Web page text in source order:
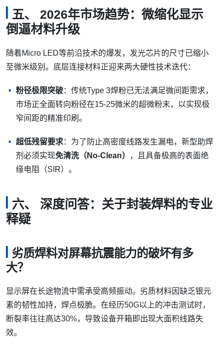
五、 2026年市场趋势：微缩化显示
倒逼材料升级
随着Micro LED等前沿技术的爆发，发光芯片的尺寸已缩小
至微米级别。底层连接材料正迎来两大硬性技术迭代：
粉径极限突破：传统Type 3焊粉已无法满足微间距需求，
市场正全面转向粉径在15-25微米的超微粉末，以实现极
窄间距的精准印刷。
超低残留要求：为了防止高密度线路发生漏电，新型助焊
剂必须实现免清洗（No-Clean）
，且具备极高的表面绝
缘电阻（SIR）。
六、 深度问答：关于封装焊料的专业
释疑
劣质焊料对屏幕抗震能力的破坏有多
大？
显示屏在长途物流中需承受高频振动。劣质材料因缺乏银元
素的韧性加持，焊点极脆。在经历50G以上的冲击测试时，
断裂率往往高达30%，导致设备开箱即出现大面积线路失
效。